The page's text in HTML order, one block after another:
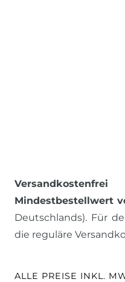
Mindestbestellwert
Deutschlands). Für
die reguläre
ALLE PREISE INKL.